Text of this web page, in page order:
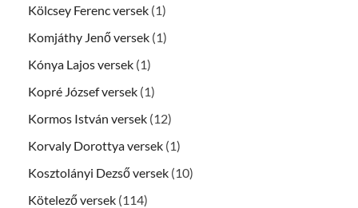
Kölcsey Ferenc versek (1)
Komjáthy Jenő versek (1)
Kónya Lajos versek (1)
Kopré József versek (1)
Kormos István versek (12)
Korvaly Dorottya versek (1)
Kosztolányi Dezső versek (10)
Kötelező versek (114)